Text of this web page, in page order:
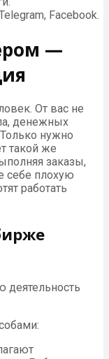
Facebook.
—
От вас не
денежных
нужно
такой же
заказы,
себе плохую
работать
деятельность